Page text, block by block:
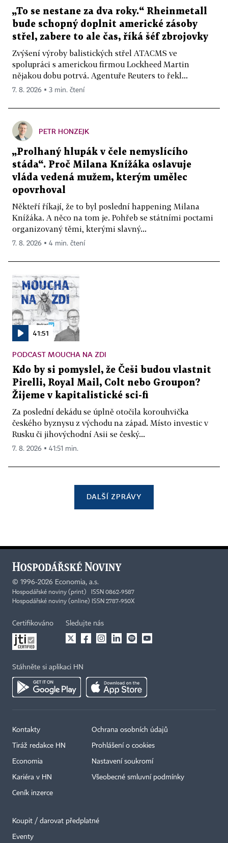
„To se nestane za dva roky.“ Rheinmetall
bude schopný doplnit americké zásoby
střel, zabere to ale čas, říká šéf zbrojovky
Zvýšení výroby balistických střel ATACMS ve
spolupráci s americkou firmou Lockheed Martin
nějakou dobu potrvá. Agentuře Reuters to řekl...
7. 8. 2026 ▪ 3 min. čtení
PETR HONZEJK
„Prolhaný hlupák v čele nemyslícího
stáda“. Proč Milana Knížáka oslavuje
vláda vedená mužem, kterým umělec
opovrhoval
Někteří říkají, že to byl poslední happening Milana
Knížáka. A něco na tom je. Pohřeb se státními poctami
organizovaný těmi, kterými slavný...
7. 8. 2026 ▪ 4 min. čtení
41:51
PODCAST MOUCHA NA ZDI
Kdo by si pomyslel, že Češi budou vlastnit
Pirelli, Royal Mail, Colt nebo Groupon?
Žijeme v kapitalistické sci-fi
Za poslední dekádu se úplně otočila korouhvička
českého byznysu z východu na západ. Místo investic v
Rusku či jihovýchodní Asii se český...
7. 8. 2026 ▪ 41:51 min.
DALŠÍ ZPRÁVY
© 1996-2026 Economia, a.s.
Hospodářské noviny (print) ISSN 0862-9587
Hospodářské noviny (online) ISSN 2787-950X
Certifikováno Sledujte nás
Stáhněte si aplikaci HN
Kontakty
Tiráž redakce HN
Economia
Kariéra v HN
Ceník inzerce
Ochrana osobních údajů
Prohlášení o cookies
Nastavení soukromí
Všeobecné smluvní podmínky
Koupit / darovat předplatné
Eventy